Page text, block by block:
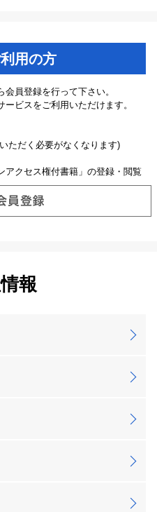
用の方
員登録を行って下さい。
ビスをご利用いただけます。
ただく必要がなくなります)
アクセス権付書籍」の登録・閲覧
報